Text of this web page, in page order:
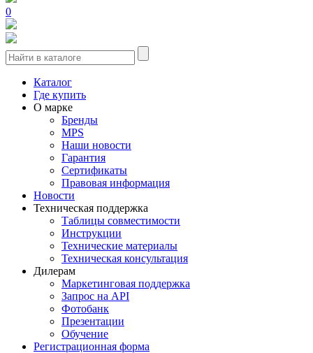
0
Каталог
Где купить
О марке
Бренды
MPS
Наши новости
Гарантия
Сертификаты
Правовая информация
Новости
Техническая поддержка
Таблицы совместимости
Инструкции
Технические материалы
Техническая консультация
Дилерам
Маркетинговая поддержка
Запрос на API
Фотобанк
Презентации
Обучение
Регистрационная форма